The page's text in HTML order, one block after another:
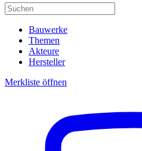
Bauwerke
Themen
Akteure
Hersteller
Merkliste öffnen